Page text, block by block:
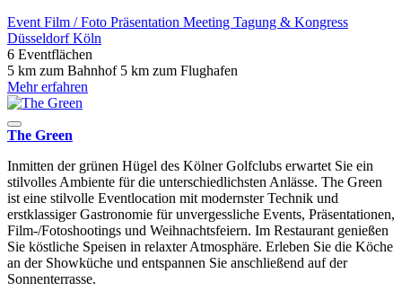
Event Film / Foto Präsentation Meeting Tagung & Kongress
DüsseldorfKöln
6 Eventflächen
5 km zum Bahnhof 5 km zum Flughafen
Mehr erfahren
The Green
Inmitten der grünen Hügel des Kölner Golfclubs erwartet Sie ein
stilvolles Ambiente für die unterschiedlichsten Anlässe. The Green
ist eine stilvolle Eventlocation mit modernster Technik und
erstklassiger Gastronomie für unvergessliche Events, Präsentationen,
Film-/Fotoshootings und Weihnachtsfeiern. Im Restaurant genießen
Sie köstliche Speisen in relaxter Atmosphäre. Erleben Sie die Köche
an der Showküche und entspannen Sie anschließend auf der
Sonnenterrasse.